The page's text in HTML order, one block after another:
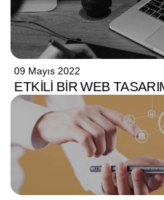
09 Mayıs 2022
ETKILI BIR WEB